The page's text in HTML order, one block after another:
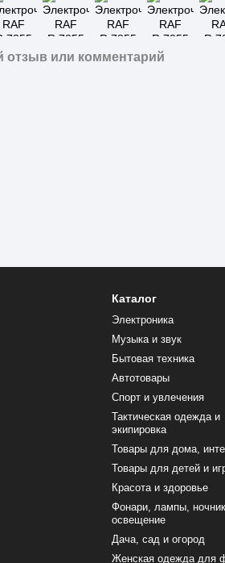
отзыв или комментарий
Каталог
Электроника
Музыка и звук
Бытовая техника
Автотовары
Спорт и увлечения
Тактическая одежда и
экипировка
Товары для дома,
Товары для детей и
Красота и здоровье
Фонари, лампы,
освещение
Дача, сад и огород
Женская одежда для